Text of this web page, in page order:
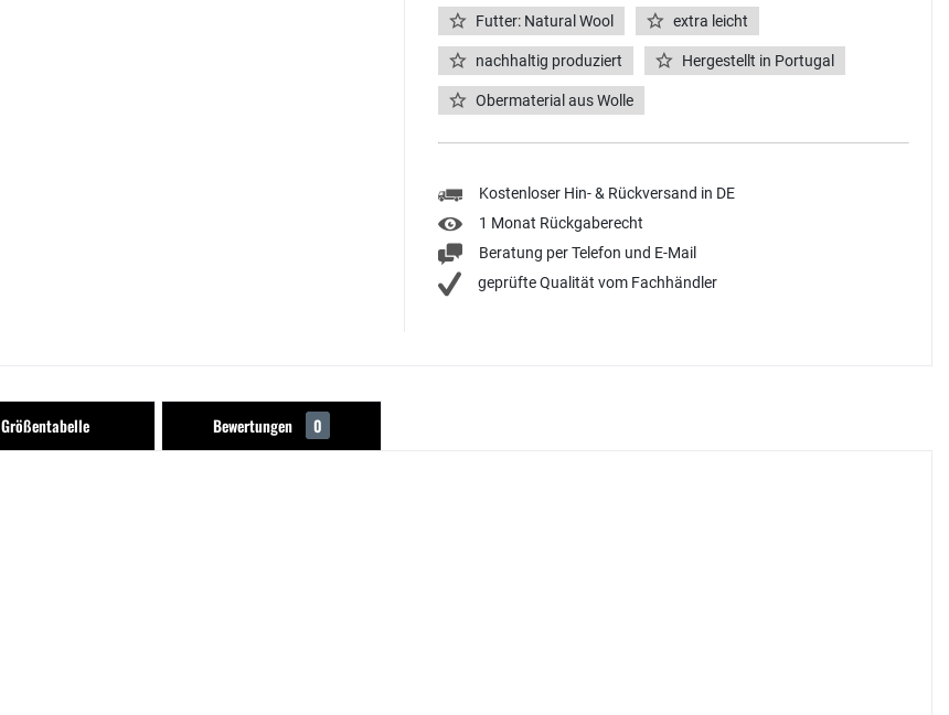
Futter: Natural Wool extra leicht
nachhaltig produziert Hergestellt in Portugal
Obermaterial aus Wolle
Kostenloser Hin- & Rückversand in DE
1 Monat Rückgaberecht
Beratung per Telefon und E-Mail
geprüfte Qualität vom Fachhändler
Größentabelle Bewertungen 0